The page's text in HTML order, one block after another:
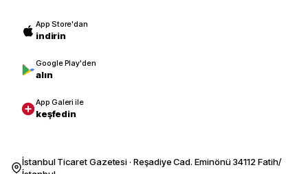
App Store'dan
indirin
Google Play'den
alın
App Galeri ile
keşfedin
İstanbul Ticaret Gazetesi · Reşadiye Cad. Eminönü 34112 Fatih/